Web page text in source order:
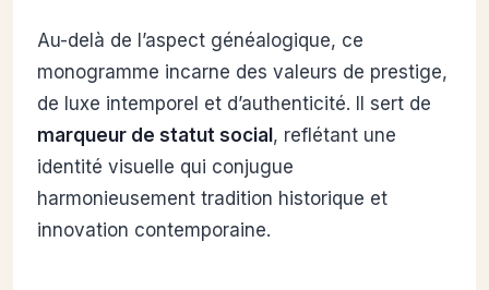
Au-delà de l’aspect généalogique, ce
monogramme incarne des valeurs de prestige,
de luxe intemporel et d’authenticité. Il sert de
marqueur de statut social , reflétant une
identité visuelle qui conjugue
harmonieusement tradition historique et
innovation contemporaine.